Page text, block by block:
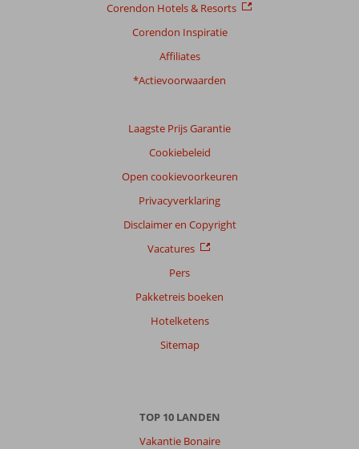
Corendon Hotels & Resorts
Corendon Inspiratie
Affiliates
*Actievoorwaarden
Laagste Prijs Garantie
Cookiebeleid
Open cookievoorkeuren
Privacyverklaring
Disclaimer en Copyright
Vacatures
Pers
Pakketreis boeken
Hotelketens
Sitemap
TOP 10 LANDEN
Vakantie Bonaire